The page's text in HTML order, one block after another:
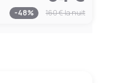
-48% 160 €la nuit